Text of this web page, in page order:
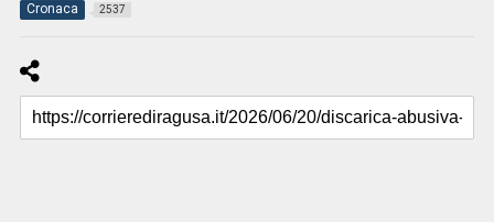
Cronaca 2537